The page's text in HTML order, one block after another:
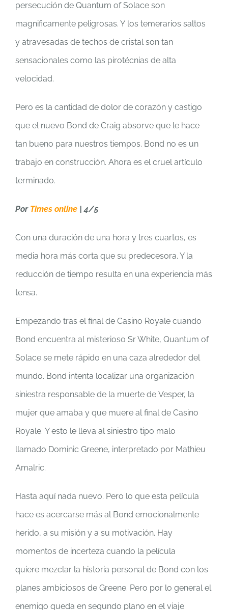
persecución de Quantum of Solace son
magnificamente peligrosas. Y los temerarios saltos
y atravesadas de techos de cristal son tan
sensacionales como las pirotécnias de alta
velocidad.
Pero es la cantidad de dolor de corazón y castigo
que el nuevo Bond de Craig absorve que le hace
tan bueno para nuestros tiempos. Bond no es un
trabajo en construcción. Ahora es el cruel artículo
terminado.
Por Times online | 4/5
Con una duración de una hora y tres cuartos, es
media hora más corta que su predecesora. Y la
reducción de tiempo resulta en una experiencia más
tensa.
Empezando tras el final de Casino Royale cuando
Bond encuentra al misterioso Sr White, Quantum of
Solace se mete rápido en una caza alrededor del
mundo. Bond intenta localizar una organización
siniestra responsable de la muerte de Vesper, la
mujer que amaba y que muere al final de Casino
Royale. Y esto le lleva al siniestro tipo malo
llamado Dominic Greene, interpretado por Mathieu
Amalric.
Hasta aquí nada nuevo. Pero lo que esta película
hace es acercarse más al Bond emocionalmente
herido, a su misión y a su motivación. Hay
momentos de incerteza cuando la película
quiere mezclar la historia personal de Bond con los
planes ambiciosos de Greene. Pero por lo general el
enemigo queda en segundo plano en el viaje